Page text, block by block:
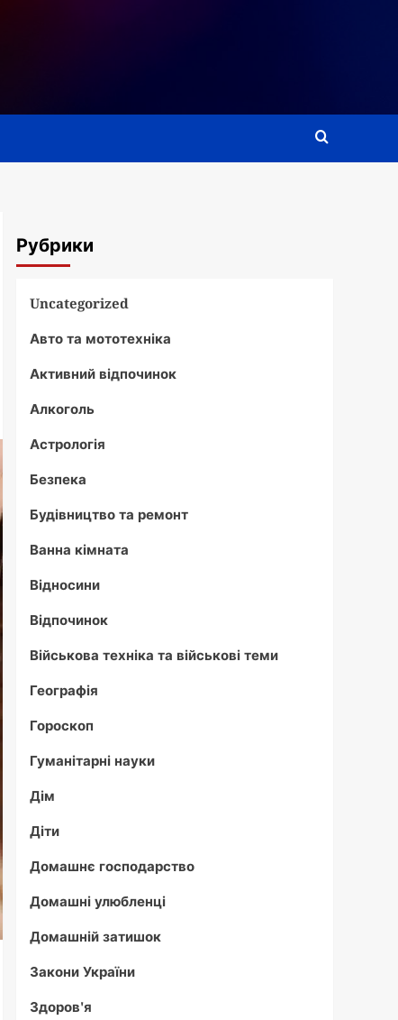
Рубрики
Uncategorized
Авто та мототехніка
Активний відпочинок
Алкоголь
Астрологія
Безпека
Будівництво та ремонт
Ванна кімната
Відносини
Відпочинок
Військова техніка та військові теми
Географія
Гороскоп
Гуманітарні науки
Дім
Діти
Домашнє господарство
Домашні улюбленці
Домашній затишок
Закони України
Здоров'я